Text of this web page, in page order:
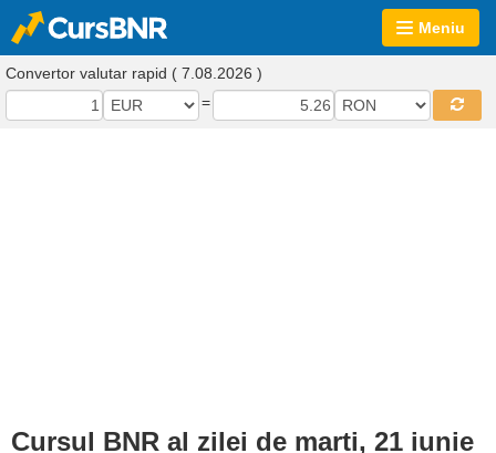
Meniu
Convertor valutar rapid ( 7.08.2026 )
=
Cursul BNR al zilei de marti, 21 iunie